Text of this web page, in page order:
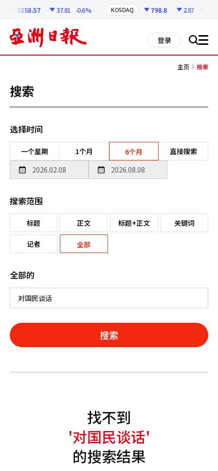
6258.57 37.81 -0.6% KOSDAQ 798.8 2.87 -0.36%
登录 搜 all
主页 搜索
搜索
选择时间
一个星期 1个月 6个月 直接搜索
搜索范围
标题 正文 标题+正文 关键词
记者 全部
全部的
搜索
找不到
'对国民谈话'
的搜索结果